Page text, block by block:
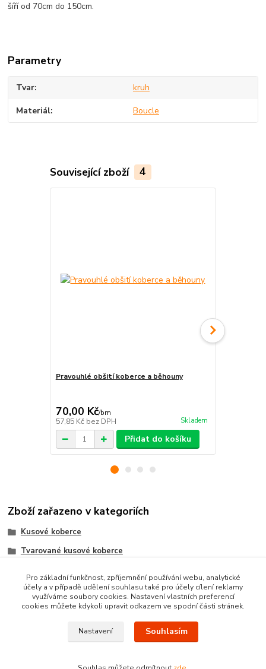
šíří od 70cm do 150cm.
Parametry
Tvar kruh
Materiál Boucle
Související zboží 4
Pravouhlé obšití koberce a běhouny
70,00 Kč/bm
57,85 Kč bez DPH Skladem
Přidat do košíku
Zboží zařazeno v kategoriích
Kusové koberce
Tvarované kusové koberce
Moderní kusové koberce
Pro základní funkčnost, zpříjemnění používání webu, analytické
účely a v případě udělení souhlasu také pro účely cílení reklamy
využíváme soubory cookies. Nastavení vlastních preferencí
cookies můžete kdykoli upravit odkazem ve spodní části stránek.
Nastavení Souhlasím